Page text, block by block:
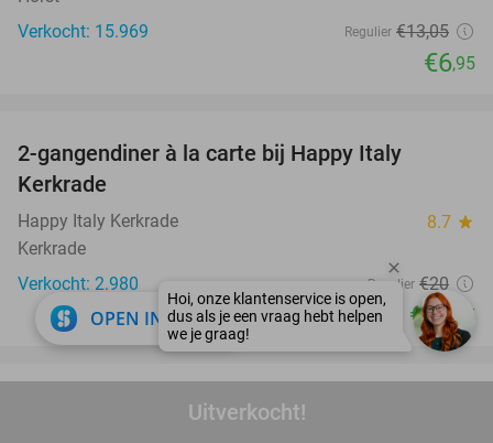
Uitverkocht!
Verkocht: 15.969
Regulier €13,05
€6,95
2-gangendiner à la carte bij Happy Italy
Kerkrade
Happy Italy Kerkrade 8.7 star
Kerkrade
Verkocht: 2.980
Regulier €20
€12,95
favorite_border
Overnachting voor 2 + evt. ontbijt en 3-
OPEN IN APP close